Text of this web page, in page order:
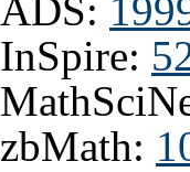
ADS:
InSpire:
zbMath: